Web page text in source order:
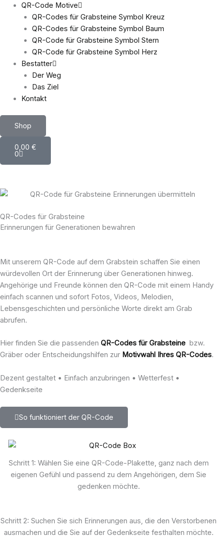
QR-Code Motive
QR-Codes für Grabsteine Symbol Kreuz
QR-Codes für Grabsteine Symbol Baum
QR-Code für Grabsteine Symbol Stern
QR-Code für Grabsteine Symbol Herz
Bestatter
Der Weg
Das Ziel
Kontakt
Shop
0,00 €
0
Warenkorb
QR-Codes für Grabsteine
Erinnerungen für Generationen bewahren
Mit unserem QR-Code auf dem Grabstein schaffen Sie einen
würdevollen Ort der Erinnerung über Generationen hinweg.
Angehörige und Freunde können den QR-Code mit einem Handy
einfach scannen und sofort Fotos, Videos, Melodien,
Lebensgeschichten und persönliche Worte direkt am Grab
abrufen.
Hier finden Sie die passenden QR-Codes für Grabsteine bzw.
Gräber oder Entscheidungshilfen zur Motivwahl Ihres QR-Codes.
Dezent gestaltet • Einfach anzubringen • Wetterfest •
Gedenkseite
So funktioniert der QR-Code
Schritt 1: Wählen Sie eine QR-Code-Plakette, ganz nach dem
eigenen Gefühl und passend zu dem Angehörigen, dem Sie
gedenken möchte.
Schritt 2: Suchen Sie sich Erinnerungen aus, die den Verstorbenen
ausmachen und die Sie auf der Gedenkseite festhalten möchte.